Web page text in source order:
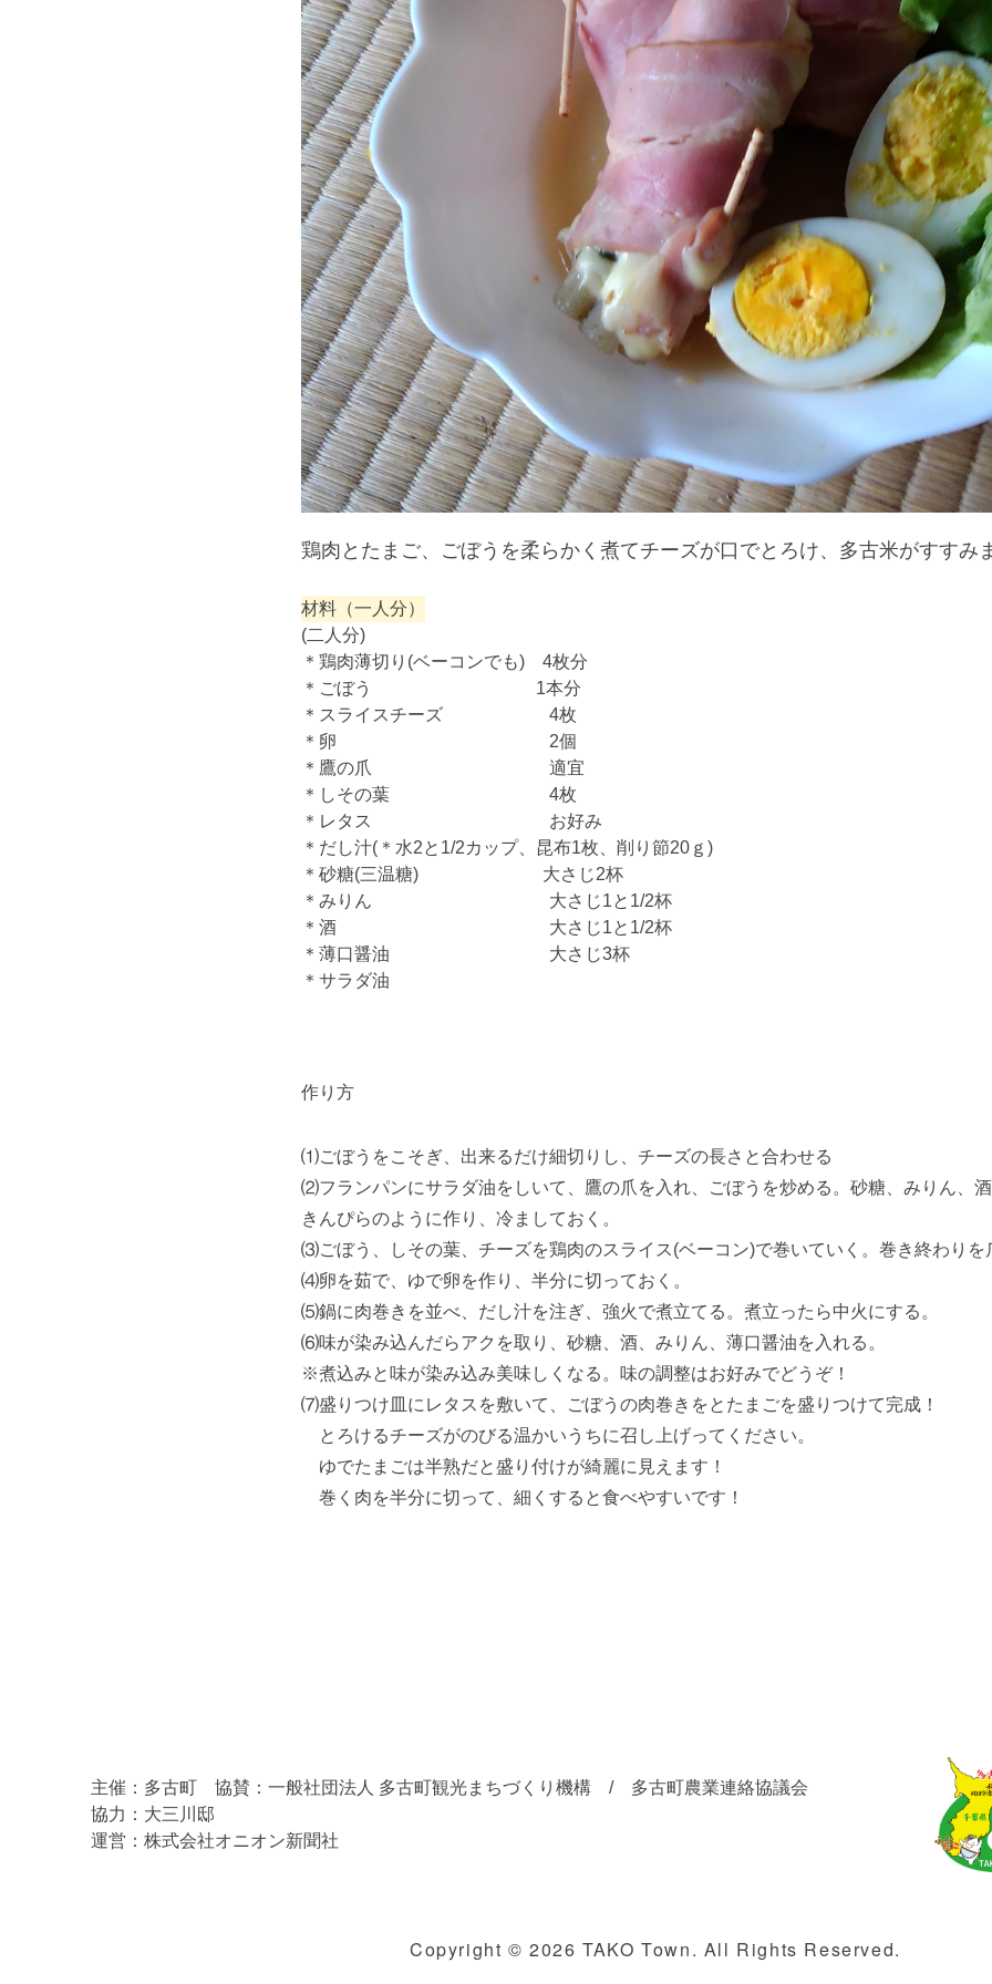
鶏肉とたまご、ごぼうを柔らかく煮てチーズが口でとろけ、多古米がすすみ
材料（一人分）
(二人分)
＊鶏肉薄切り(ベーコンでも) 4枚分
＊ごぼう 1本分
＊スライスチーズ 4枚
＊卵 2個
＊鷹の爪 適宜
＊しその葉 4枚
＊レタス お好み
＊だし汁(＊水2と1/2カップ、昆布1枚、削り節20ｇ)
＊砂糖(三温糖) 大さじ2杯
＊みりん 大さじ1と1/2杯
＊酒 大さじ1と1/2杯
＊薄口醤油 大さじ3杯
＊サラダ油
作り方
⑴ごぼうをこそぎ、出来るだけ細切りし、チーズの長さと合わせる
⑵フランパンにサラダ油をしいて、鷹の爪を入れ、ごぼうを炒める。砂糖、みりん、
きんぴらのように作り、冷ましておく。
⑶ごぼう、しその葉、チーズを鶏肉のスライス(ベーコン)で巻いていく。巻き終わりを
⑷卵を茹で、ゆで卵を作り、半分に切っておく。
⑸鍋に肉巻きを並べ、だし汁を注ぎ、強火で煮立てる。煮立ったら中火にする。
⑹味が染み込んだらアクを取り、砂糖、酒、みりん、薄口醤油を入れる。
※煮込みと味が染み込み美味しくなる。味の調整はお好みでどうぞ！
⑺盛りつけ皿にレタスを敷いて、ごぼうの肉巻きをとたまごを盛りつけて完成！
とろけるチーズがのびる温かいうちに召し上げってください。
ゆでたまごは半熟だと盛り付けが綺麗に見えます！
巻く肉を半分に切って、細くすると食べやすいです！
主催：多古町 協賛：一般社団法人 多古町観光まちづくり機構 / 多古町農業連絡協議会
協力：大三川邸
運営：株式会社オニオン新聞社
Copyright © 2026 TAKO Town. All Rights Reserved.